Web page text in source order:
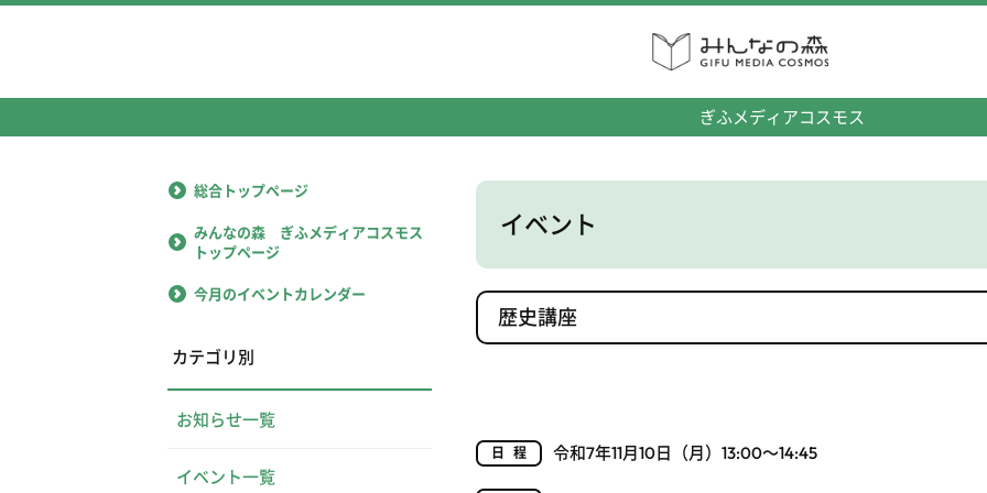
ぎふメディアコスモス
イベント
歴史講座
日程 令和7年11月10日（月）13:00～14:45
総合トップページ
みんなの森 ぎふメディアコスモス
トップページ
今月のイベントカレンダー
カテゴリ別
お知らせ一覧
イベント一覧